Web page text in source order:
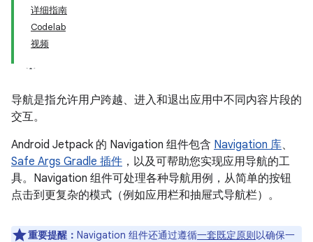
详细指南
Codelab
视频
导航是指允许用户跨越、进入和退出应用中不同内容片段的
交互。
Android Jetpack 的 Navigation 组件包含 Navigation 库、
Safe Args Gradle 插件 ，以及可帮助您实现应用导航的工
具。Navigation 组件可处理各种导航用例，从简单的按钮
点击到更复杂的模式（例如应用栏和抽屉式导航栏）。
重要提醒： Navigation 组件还通过遵循一套既定原则以确保一